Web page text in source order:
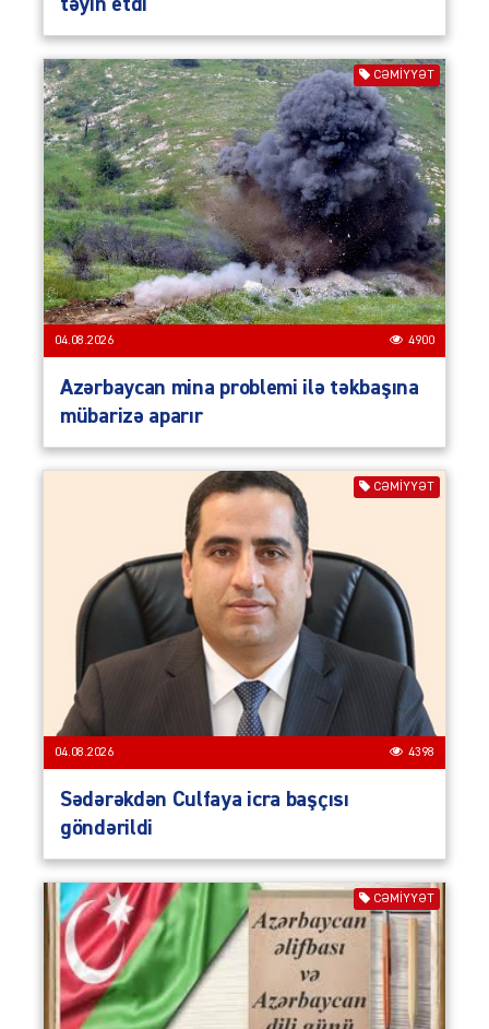
CƏMIYYƏT
04.08.2026 4900
Azərbaycan mina problemi ilə təkbaşına
mübarizə aparır
CƏMIYYƏT
04.08.2026 4398
Sədərəkdən Culfaya icra başçısı
göndərildi
CƏMIYYƏT